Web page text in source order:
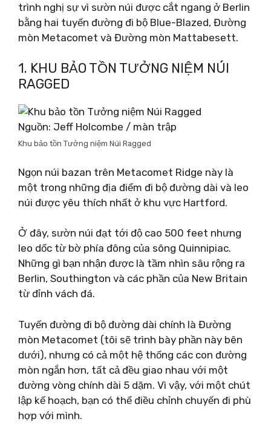
trình nghị sự vì sườn núi được cắt ngang ở Berlin
bằng hai tuyến đường đi bộ Blue-Blazed, Đường
mòn Metacomet và Đường mòn Mattabesett.
1. KHU BẢO TỒN TƯỞNG NIỆM NÚI
RAGGED
Nguồn: Jeff Holcombe / màn trập
Khu bảo tồn Tưởng niệm Núi Ragged
Ngọn núi bazan trên Metacomet Ridge này là
một trong những địa điểm đi bộ đường dài và leo
núi được yêu thích nhất ở khu vực Hartford.
Ở đây, sườn núi đạt tới độ cao 500 feet nhưng
leo dốc từ bờ phía đông của sông Quinnipiac.
Những gì bạn nhận được là tầm nhìn sâu rộng ra
Berlin, Southington và các phần của New Britain
từ đỉnh vách đá.
Tuyến đường đi bộ đường dài chính là Đường
mòn Metacomet (tôi sẽ trình bày phần này bên
dưới), nhưng có cả một hệ thống các con đường
mòn ngắn hơn, tất cả đều giao nhau với một
đường vòng chính dài 5 dặm. Vì vậy, với một chút
lập kế hoạch, bạn có thể điều chỉnh chuyến đi phù
hợp với mình.